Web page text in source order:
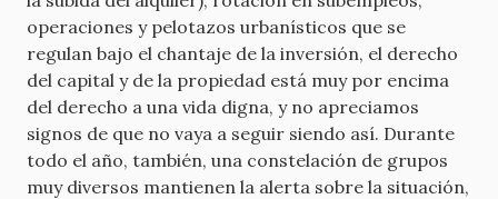
operaciones y pelotazos urbanísticos que se
regulan bajo el chantaje de la inversión, el derecho
del capital y de la propiedad está muy por encima
del derecho a una vida digna, y no apreciamos
signos de que no vaya a seguir siendo así. Durante
todo el año, también, una constelación de grupos
muy diversos mantienen la alerta sobre la situación,